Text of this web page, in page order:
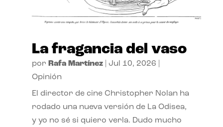
La fragancia del vaso
por Rafa Martínez| Jul 10, 2026
Opinión
El director de cine Christopher Nolan ha
rodado una nueva versión de La Odisea,
y yo no sé si quiero verla. Dudo mucho